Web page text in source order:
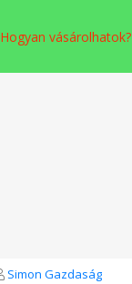
Hogyan vásárolhatok?
Simon Gazdaság